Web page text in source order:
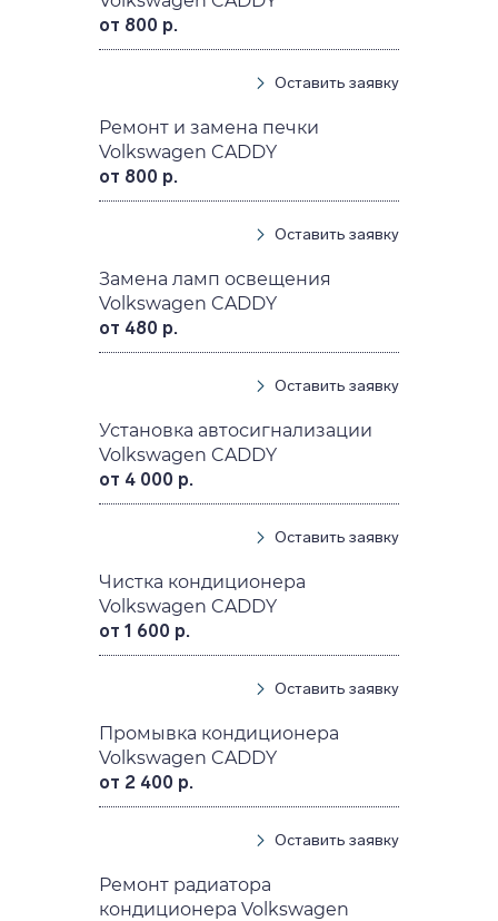
от 800 р.
Оставить заявку
Ремонт и замена печки
Volkswagen CADDY
от 800 р.
Оставить заявку
Замена ламп освещения
Volkswagen CADDY
от 480 р.
Оставить заявку
Установка автосигнализации
Volkswagen CADDY
от 4 000 р.
Оставить заявку
Чистка кондиционера
Volkswagen CADDY
от 1 600 р.
Оставить заявку
Промывка кондиционера
Volkswagen CADDY
от 2 400 р.
Оставить заявку
Ремонт радиатора
кондиционера Volkswagen